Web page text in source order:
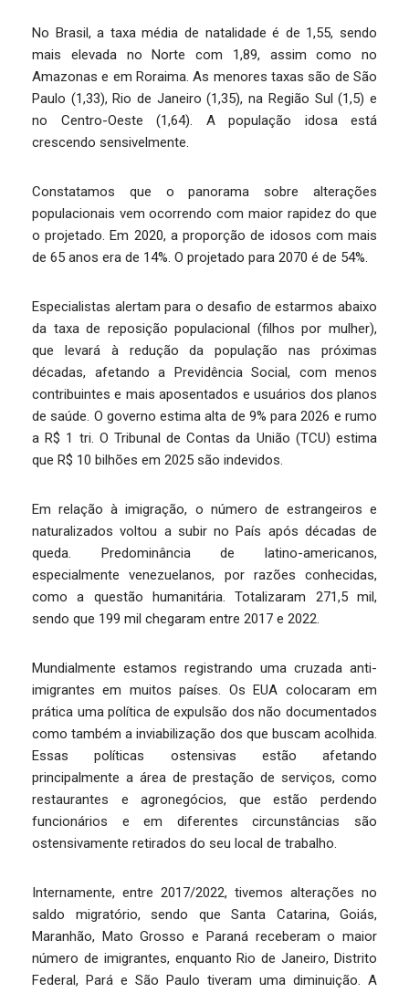
No Brasil, a taxa média de natalidade é de 1,55, sendo
mais elevada no Norte com 1,89, assim como no
Amazonas e em Roraima. As menores taxas são de São
Paulo (1,33), Rio de Janeiro (1,35), na Região Sul (1,5) e
no Centro-Oeste (1,64). A população idosa está
crescendo sensivelmente.
Constatamos que o panorama sobre alterações
populacionais vem ocorrendo com maior rapidez do que
o projetado. Em 2020, a proporção de idosos com mais
de 65 anos era de 14%. O projetado para 2070 é de 54%.
Especialistas alertam para o desafio de estarmos abaixo
da taxa de reposição populacional (filhos por mulher),
que levará à redução da população nas próximas
décadas, afetando a Previdência Social, com menos
contribuintes e mais aposentados e usuários dos planos
de saúde. O governo estima alta de 9% para 2026 e rumo
a R$ 1 tri. O Tribunal de Contas da União (TCU) estima
que R$ 10 bilhões em 2025 são indevidos.
Em relação à imigração, o número de estrangeiros e
naturalizados voltou a subir no País após décadas de
queda. Predominância de latino-americanos,
especialmente venezuelanos, por razões conhecidas,
como a questão humanitária. Totalizaram 271,5 mil,
sendo que 199 mil chegaram entre 2017 e 2022.
Mundialmente estamos registrando uma cruzada anti-
imigrantes em muitos países. Os EUA colocaram em
prática uma política de expulsão dos não documentados
como também a inviabilização dos que buscam acolhida.
Essas políticas ostensivas estão afetando
principalmente a área de prestação de serviços, como
restaurantes e agronegócios, que estão perdendo
funcionários e em diferentes circunstâncias são
ostensivamente retirados do seu local de trabalho.
Internamente, entre 2017/2022, tivemos alterações no
saldo migratório, sendo que Santa Catarina, Goiás,
Maranhão, Mato Grosso e Paraná receberam o maior
número de imigrantes, enquanto Rio de Janeiro, Distrito
Federal, Pará e São Paulo tiveram uma diminuição. A